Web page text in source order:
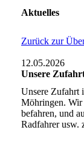
Aktuelles
Zurück zur
12.05.2026
Unsere
Unsere Zufahrt
Möhringen. Wir
befahren, und
Radfahrer usw.